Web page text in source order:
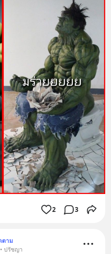
2 3
ตาม
ปรัชญา